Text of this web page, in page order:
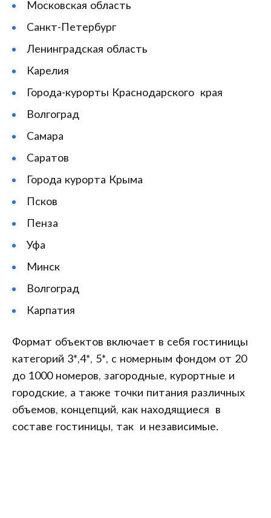
Московская область
Санкт-Петербург
Ленинградская область
Карелия
Города-курорты Краснодарского края
Волгоград
Самара
Саратов
Города курорта Крыма
Псков
Пенза
Уфа
Минск
Волгоград
Карпатия
Формат объектов включает в себя гостиницы
категорий 3*,4*, 5*, с номерным фондом от 20
до 1000 номеров, загородные, курортные и
городские, а также точки питания различных
объемов, концепций, как находящиеся в
составе гостиницы, так и независимые.